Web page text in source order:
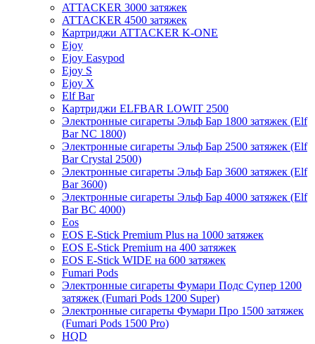
ATTACKER 3000 затяжек
ATTACKER 4500 затяжек
Картриджи ATTACKER K-ONE
Ejoy
Ejoy Easypod
Ejoy S
Ejoy X
Elf Bar
Картриджи ELFBAR LOWIT 2500
Электронные сигареты Эльф Бар 1800 затяжек (Elf
Bar NC 1800)
Электронные сигареты Эльф Бар 2500 затяжек (Elf
Bar Crystal 2500)
Электронные сигареты Эльф Бар 3600 затяжек (Elf
Bar 3600)
Электронные сигареты Эльф Бар 4000 затяжек (Elf
Bar BC 4000)
Eos
EOS E-Stick Premium Plus на 1000 затяжек
EOS E-Stick Premium на 400 затяжек
EOS E-Stick WIDE на 600 затяжек
Fumari Pods
Электронные сигареты Фумари Подс Супер 1200
затяжек (Fumari Pods 1200 Super)
Электронные сигареты Фумари Про 1500 затяжек
(Fumari Pods 1500 Pro)
HQD